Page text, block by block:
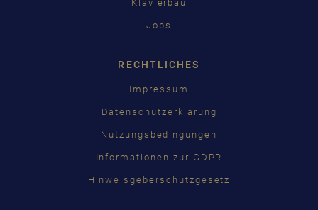
Klavierbau
Jobs
RECHTLICHES
Impressum
Datenschutzerklärung
Nutzungsbedingungen
Informationen zur GDPR
Hinweisgeberschutzgesetz